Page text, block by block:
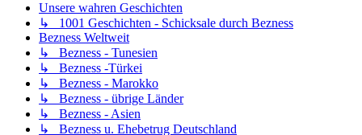
Unsere wahren Geschichten
↳ 1001 Geschichten - Schicksale durch Bezness
Bezness Weltweit
↳ Bezness - Tunesien
↳ Bezness -Türkei
↳ Bezness - Marokko
↳ Bezness - übrige Länder
↳ Bezness - Asien
↳ Bezness u. Ehebetrug Deutschland